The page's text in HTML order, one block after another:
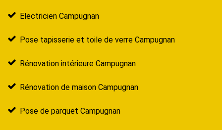
Electricien Campugnan
Pose tapisserie et toile de verre Campugnan
Rénovation intérieure Campugnan
Rénovation de maison Campugnan
Pose de parquet Campugnan